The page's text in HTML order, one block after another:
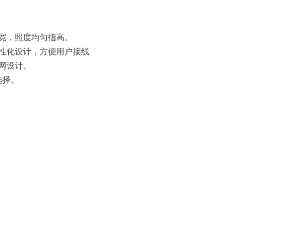
，照度均匀指高。
化设计，方便用户接线
设计。
。